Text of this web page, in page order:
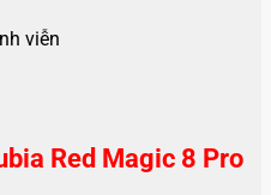
viễn
Red Magic 8 Pro